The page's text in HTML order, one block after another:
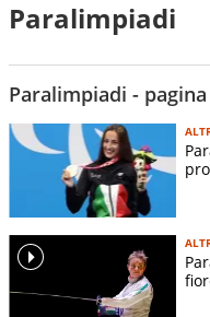
Paralimpiadi
Paralimpiadi -